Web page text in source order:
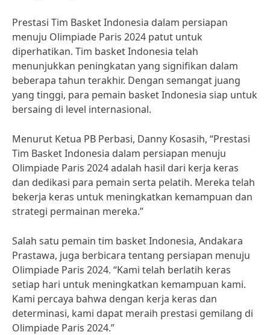
Prestasi Tim Basket Indonesia dalam persiapan
menuju Olimpiade Paris 2024 patut untuk
diperhatikan. Tim basket Indonesia telah
menunjukkan peningkatan yang signifikan dalam
beberapa tahun terakhir. Dengan semangat juang
yang tinggi, para pemain basket Indonesia siap untuk
bersaing di level internasional.
Menurut Ketua PB Perbasi, Danny Kosasih, “Prestasi
Tim Basket Indonesia dalam persiapan menuju
Olimpiade Paris 2024 adalah hasil dari kerja keras
dan dedikasi para pemain serta pelatih. Mereka telah
bekerja keras untuk meningkatkan kemampuan dan
strategi permainan mereka.”
Salah satu pemain tim basket Indonesia, Andakara
Prastawa, juga berbicara tentang persiapan menuju
Olimpiade Paris 2024. “Kami telah berlatih keras
setiap hari untuk meningkatkan kemampuan kami.
Kami percaya bahwa dengan kerja keras dan
determinasi, kami dapat meraih prestasi gemilang di
Olimpiade Paris 2024.”